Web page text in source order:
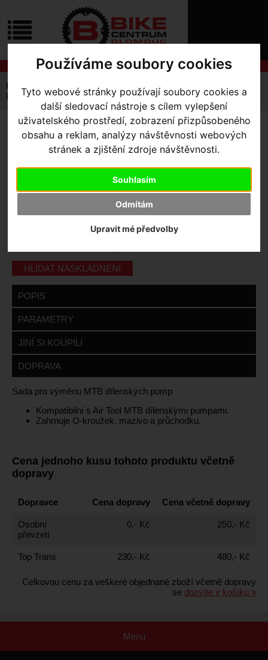
Používáme soubory cookies
Tyto webové stránky používají soubory cookies a
další sledovací nástroje s cílem vylepšení
uživatelského prostředí, zobrazení přizpůsobeného
obsahu a reklam, analýzy návštěvnosti webových
stránek a zjištění zdroje návštěvnosti.
Souhlasím
Odmítám
Upravit mé předvolby
O
NÁSO
NÁKUPU
SLUŽBY
ZTRATILI
Úvodní strana Výbava pro kolo
Pumpy
Floor Pump Rebuild Kit
FLOOR PUMP REBUILD KIT
Specialized
Kód výrobce:
47217-9091
Ano, u dodavatele
Dodací lhůta:
KONTAKTUJTE NÁS
24 měsíců
HLÍDAT NASKLADNĚNÍ
POPIS
PARAMETRY
JINÍ SI KOUPILI
DOPRAVA
Sada pro výměnu MTB dílenských pump
Kompatibilní s Air Tool MTB dílenskými pumpami.
Zahrnuje O-kroužek, mazivo a průchodku.
Cena jednoho kusu tohoto produktu včetně
dopravy
Dopravce Cena dopravy Cena včetně dopravy
Osobní
převzetí
0,- Kč 250,- Kč
Top Trans 230,- Kč 480,- Kč
Celkovou cenu za veškeré objednané zboží včetně dopravy
se dozvíte v košíku »
Menu